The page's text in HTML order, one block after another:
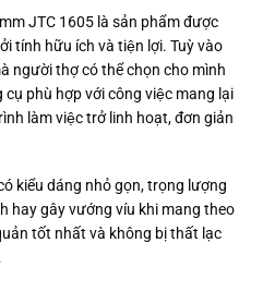
JTC 1605 là sản phẩm được
tính hữu ích và tiện lợi. Tuỳ vào
người thợ có thể chọn cho mình
phù hợp với công việc mang lại
làm việc trở linh hoạt, đơn giản
kiểu dáng nhỏ gọn, trọng lượng
hay gây vướng víu khi mang theo
tốt nhất và không bị thất lạc